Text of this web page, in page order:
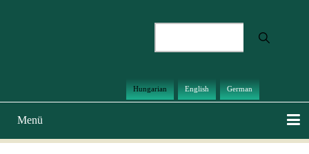
Hungarian English German
Main
Menü